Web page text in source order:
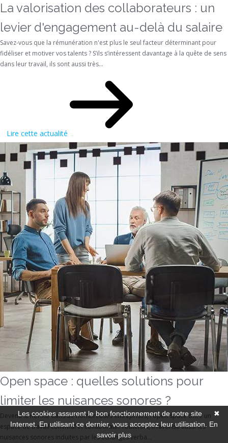
La valorisation des collaborateurs : un
levier d'engagement au-delà du salaire
Savez-vous que la rémunération n'est plus le seul facteur déterminant pour
fidéliser et motiver vos talents ? S’ils s’intéressent davantage à la quête de sens
dans leur travail, ils sont aussi très...
Lire cette actualité
Open space : quelles solutions pour
limiter les nuisances sonores ?
Devenu la norme dans de nombreuses entreprises, l’open space offre un
espace de travail convivial et collaboratif. Toutefois, il favorise aussi les
nuisances sonores induites par les échanges verba...
✖
Les cookies assurent le bon fonctionnement de notre site
Internet. En utilisant ce dernier, vous acceptez leur utilisation. En
savoir plus